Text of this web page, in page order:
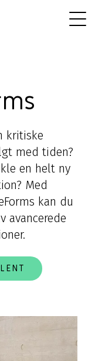
kritiske
med tiden?
en helt ny
Med
kan du
avancerede